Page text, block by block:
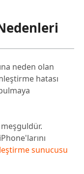
neden olan
hatası
sunucusu